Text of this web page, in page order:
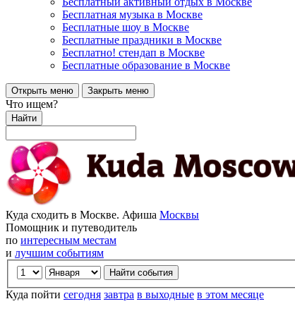
Бесплатная музыка в Москве
Бесплатные шоу в Москве
Бесплатные праздники в Москве
Бесплатно! стендап в Москве
Бесплатные образование в Москве
Открыть меню Закрыть меню
Что ищем?
Найти
Куда сходить в Москве. Афиша Москвы
Помощник и путеводитель
по интересным местам
и лучшим событиям
Куда пойти сегодня завтра в выходные в этом месяце